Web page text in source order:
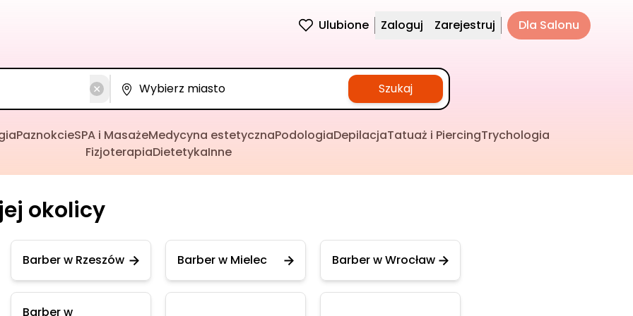
Ulubione Zaloguj Zarejestruj Dla Salonu
Szukaj
PaznokcieSPA i MasażeMedycyna estetycznaPodologiaDepilacjaTatuaż i PiercingTrychologia
FizjoterapiaDietetykaInne
okolicy
Barber w Rzeszów Barber w Mielec Barber w Wrocław
Barber w